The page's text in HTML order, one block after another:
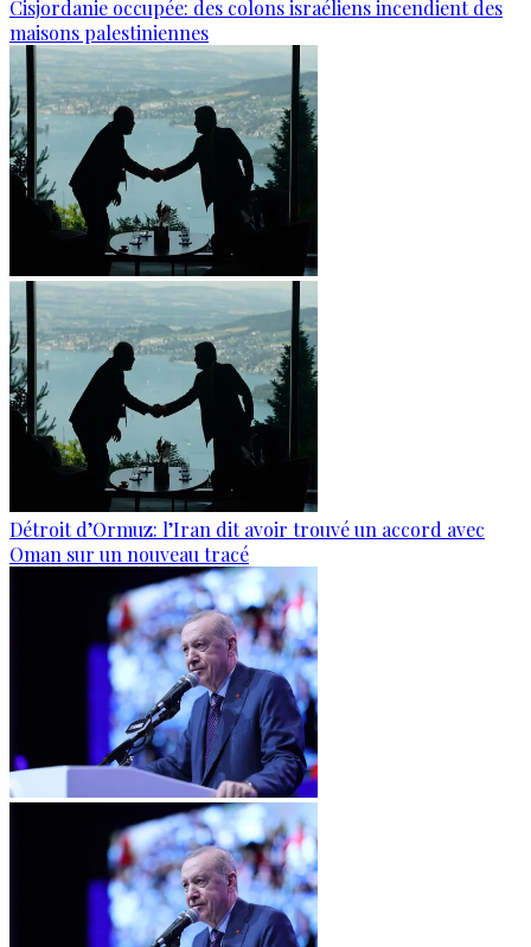
Cisjordanie occupée: des colons israéliens incendient des
maisons palestiniennes
Détroit d’Ormuz: l’Iran dit avoir trouvé un accord avec
Oman sur un nouveau tracé